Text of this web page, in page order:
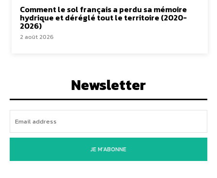
Comment le sol français a perdu sa mémoire
hydrique et déréglé tout le territoire (2020-
2026)
2 août 2026
Newsletter
JE M'ABONNE